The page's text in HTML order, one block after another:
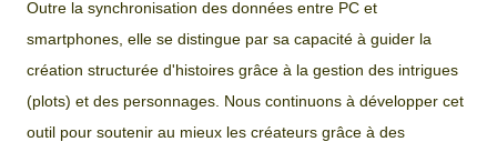
Outre la synchronisation des données entre PC et
smartphones, elle se distingue par sa capacité à guider la
création structurée d'histoires grâce à la gestion des intrigues
(plots) et des personnages. Nous continuons à développer cet
outil pour soutenir au mieux les créateurs grâce à des